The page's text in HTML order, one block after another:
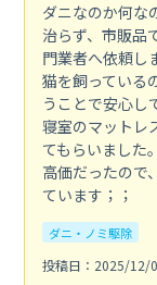
ダニなのか何な
治らず、市販品
門業者へ依頼し
猫を飼っている
うことで安心し
寝室のマットレ
てもらいました。
高価だったので
ています；；
ダニ・ノミ駆除
投稿日：2025/12/